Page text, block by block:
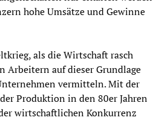
hohe Umsätze und Gewinne
als die Wirtschaft rasch
Arbeitern auf dieser Grundlage
vermitteln. Mit der
Produktion in den 80er Jahren
wirtschaftlichen Konkurrenz